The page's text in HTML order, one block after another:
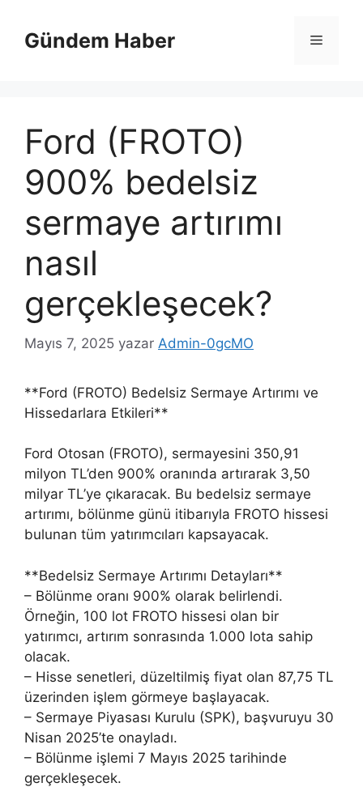
Gündem Haber Menü
Ford (FROTO)
900% bedelsiz
sermaye artırımı
nasıl
gerçekleşecek?
Mayıs 7, 2025 yazar Admin-0gcMO
**Ford (FROTO) Bedelsiz Sermaye Artırımı ve
Hissedarlara Etkileri**
Ford Otosan (FROTO), sermayesini 350,91
milyon TL’den 900% oranında artırarak 3,50
milyar TL’ye çıkaracak. Bu bedelsiz sermaye
artırımı, bölünme günü itibarıyla FROTO hissesi
bulunan tüm yatırımcıları kapsayacak.
**Bedelsiz Sermaye Artırımı Detayları**
– Bölünme oranı 900% olarak belirlendi.
Örneğin, 100 lot FROTO hissesi olan bir
yatırımcı, artırım sonrasında 1.000 lota sahip
olacak.
– Hisse senetleri, düzeltilmiş fiyat olan 87,75 TL
üzerinden işlem görmeye başlayacak.
– Sermaye Piyasası Kurulu (SPK), başvuruyu 30
Nisan 2025’te onayladı.
– Bölünme işlemi 7 Mayıs 2025 tarihinde
gerçekleşecek.